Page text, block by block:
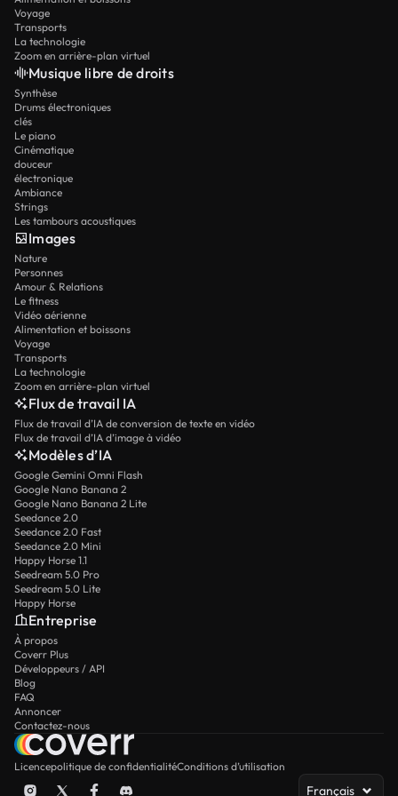
Voyage
Transports
La technologie
Zoom en arrière-plan virtuel
Musique libre de droits
Synthèse
Drums électroniques
clés
Le piano
Cinématique
douceur
électronique
Ambiance
Strings
Les tambours acoustiques
Images
Nature
Personnes
Amour & Relations
Le fitness
Vidéo aérienne
Alimentation et boissons
Voyage
Transports
La technologie
Zoom en arrière-plan virtuel
Flux de travail IA
Flux de travail d’IA de conversion de texte en vidéo
Flux de travail d’IA d’image à vidéo
Modèles d’IA
Google Gemini Omni Flash
Google Nano Banana 2
Google Nano Banana 2 Lite
Seedance 2.0
Seedance 2.0 Fast
Seedance 2.0 Mini
Happy Horse 1.1
Seedream 5.0 Pro
Seedream 5.0 Lite
Happy Horse
Entreprise
À propos
Coverr Plus
Développeurs / API
Blog
FAQ
Annoncer
Contactez-nous
Licencepolitique de confidentialitéConditions d’utilisation
Français